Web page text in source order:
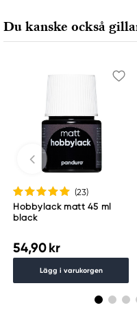
Ansvarig EU
Acrylicos Vallejo S.L.U.
Eusebio Millán, 14 A.P.
08800 Vilanova i la
Du kanske också
(23)
Hobbylack matt 45 ml
black
54,90 kr
Lägg i varukorgen